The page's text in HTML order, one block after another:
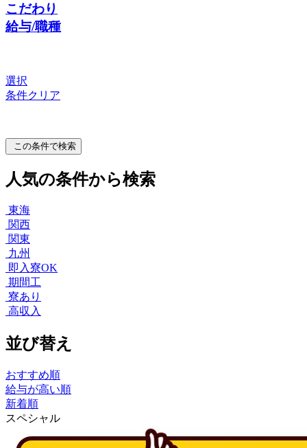
こだわり
給与/職種
選択
条件クリア
この条件で検索
人気の条件から検索
東海
関西
関東
九州
即入寮OK
期間工
寮あり
高収入
並び替え
おすすめ順
給与が高い順
新着順
スペシャル